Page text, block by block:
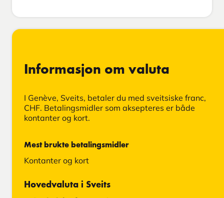
Informasjon om valuta
I Genève, Sveits, betaler du med sveitsiske franc,
CHF. Betalingsmidler som aksepteres er både
kontanter og kort.
Mest brukte betalingsmidler
Kontanter og kort
Hovedvaluta i Sveits